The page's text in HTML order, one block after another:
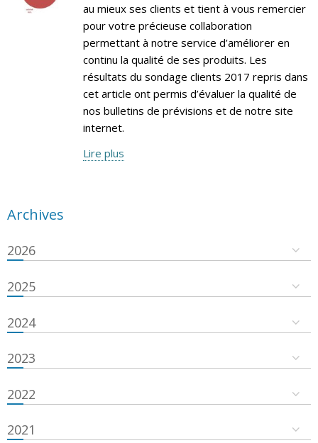
au mieux ses clients et tient à vous remercier
pour votre précieuse collaboration
permettant à notre service d’améliorer en
continu la qualité de ses produits. Les
résultats du sondage clients 2017 repris dans
cet article ont permis d’évaluer la qualité de
nos bulletins de prévisions et de notre site
internet.
Lire plus
Archives
2026
2025
2024
2023
2022
2021